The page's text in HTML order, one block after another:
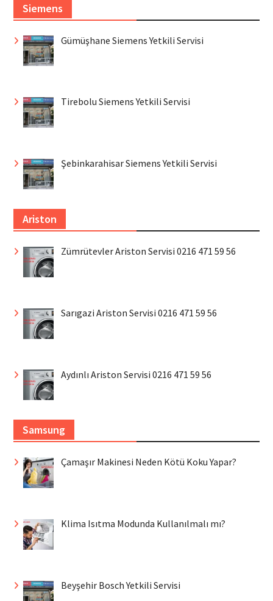
Siemens
Gümüşhane Siemens Yetkili Servisi
Tirebolu Siemens Yetkili Servisi
Şebinkarahisar Siemens Yetkili Servisi
Ariston
Zümrütevler Ariston Servisi 0216 471 59 56
Sarıgazi Ariston Servisi 0216 471 59 56
Aydınlı Ariston Servisi 0216 471 59 56
Samsung
Çamaşır Makinesi Neden Kötü Koku Yapar?
Klima Isıtma Modunda Kullanılmalı mı?
Beyşehir Bosch Yetkili Servisi